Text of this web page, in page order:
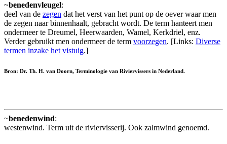
~benedenvleugel:
deel van de zegen dat het verst van het punt op de oever waar men
de zegen naar binnenhaalt, gebracht wordt. De term hanteert men
ondermeer te Dreumel, Heerwaarden, Wamel, Kerkdriel, enz.
Verder gebruikt men ondermeer de term voorzegen. [Links: Diverse
termen inzake het vistuig.]
Bron: Dr. Th. H. van Doorn, Terminologie van Riviervissers in Nederland.
~benedenwind:
westenwind. Term uit de riviervisserij. Ook zalmwind genoemd.